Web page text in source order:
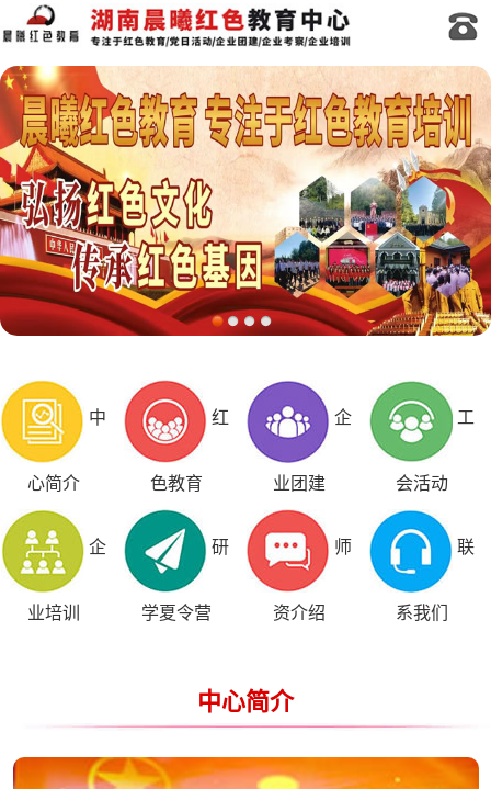
中
心简介
红
色教育
企
业团建
工
会活动
企
业培训
研
学夏令营
师
资介绍
联
系我们
中心简介